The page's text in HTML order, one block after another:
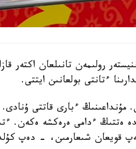
رولىمەن تانىلعان اكتەر
ءتانتى بولعانىن ايتتى.
مۇنداعىنىڭ ءبارى قاتتى
ەتتىڭ ءدامى ەرەكشە ەكەن.
قويعان شىعارمىن، - دەپ